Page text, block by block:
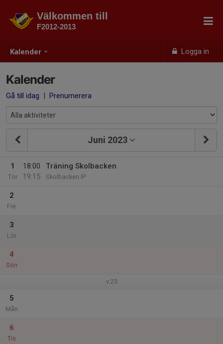
Kalender Logga in
Välkommen till
F2012-2013
Kalender
Gå till idag | Prenumerera
Juni 2023
1
Tor
18:00
19:15
Träning Skolbacken
Skolbacken IP
2
Fre
3
Lör
4
Sön
v.23
5
Mån
6
Tis